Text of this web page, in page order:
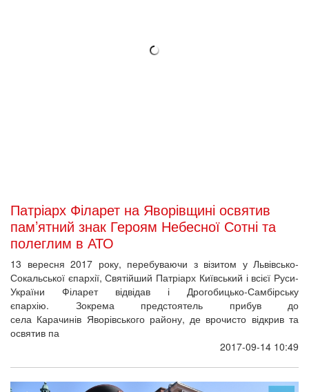
Як уберегти й захистити пам'ятки Майдану